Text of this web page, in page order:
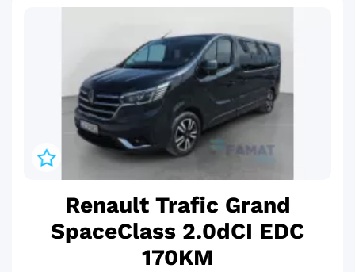
Renault Trafic Grand
SpaceClass 2.0dCI EDC
170KM